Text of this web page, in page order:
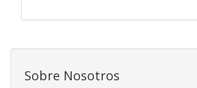
Sobre Nosotros